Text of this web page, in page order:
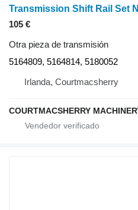
105 €
Otra pieza de transmisión
5164809, 5164814, 5180052
Irlanda, Courtmacsherry
COURTMACSHERRY